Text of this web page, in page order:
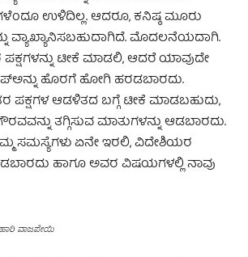
ಉಳಿದಿಲ್ಲ. ಆದರೂ, ಕನಿಷ್ಠ ಮೂರು
ವ್ಯಾಖ್ಯಾನಿಸಬಹುದಾಗಿದೆ. ಮೊದಲನೆಯದಾಗಿ.
ಟೀಕೆ ಮಾಡಲಿ, ಆದರೆ ಯಾವುದೇ
ಹೊರಗೆ ಹೋಗಿ ಹರಡಬಾರದು.
ಆಡಳಿತದ ಬಗ್ಗೆ ಟೀಕೆ ಮಾಡಬಹುದು,
ತಗ್ಗಿಸುವ ಮಾತುಗಳನ್ನು ಆಡಬಾರದು.
ಸಮಸ್ಯೆಗಳು ಏನೇ ಇರಲಿ, ವಿದೇಶಿಯರ
ಹಾಗೂ ಅವರ ವಿಷಯಗಳಲ್ಲಿ ನಾವು
ವಾಜಪೇಯಿ